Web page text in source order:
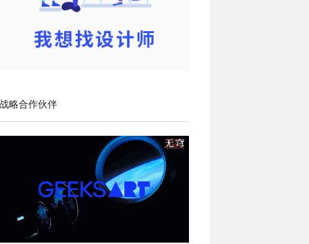
略合作伙伴